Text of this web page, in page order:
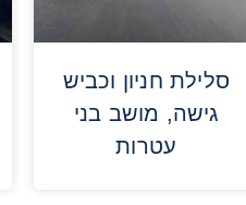
סלילת חניון וכביש
גישה, מושב בני
עטרות